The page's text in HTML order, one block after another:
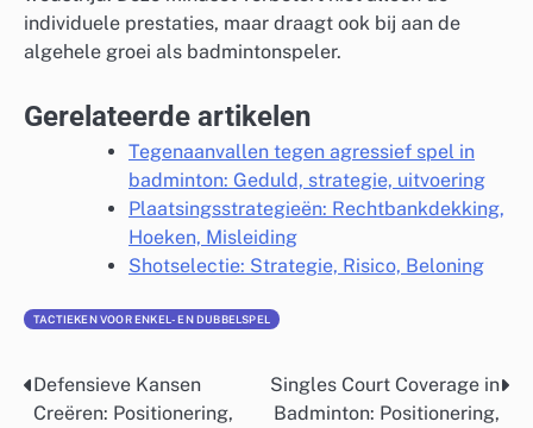
individuele prestaties, maar draagt ook bij aan de
algehele groei als badmintonspeler.
Gerelateerde artikelen
Tegenaanvallen tegen agressief spel in
badminton: Geduld, strategie, uitvoering
Plaatsingsstrategieën: Rechtbankdekking,
Hoeken, Misleiding
Shotselectie: Strategie, Risico, Beloning
TACTIEKEN VOOR ENKEL- EN DUBBELSPEL
Post
Defensieve Kansen
Creëren: Positionering,
Singles Court Coverage in
Badminton: Positionering,